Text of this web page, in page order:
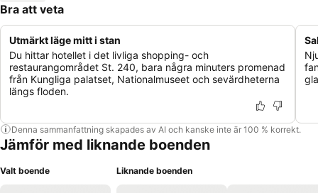
Bra att veta
Utmärkt läge mitt i stan
Du hittar hotellet i det livliga shopping- och
restaurangområdet St. 240, bara några minuters promenad
från Kungliga palatset, Nationalmuseet och sevärdheterna
längs floden.
Denna sammanfattning skapades av AI och kanske inte är 100 % korrekt.
Jämför med liknande boenden
Valt boende Liknande boenden